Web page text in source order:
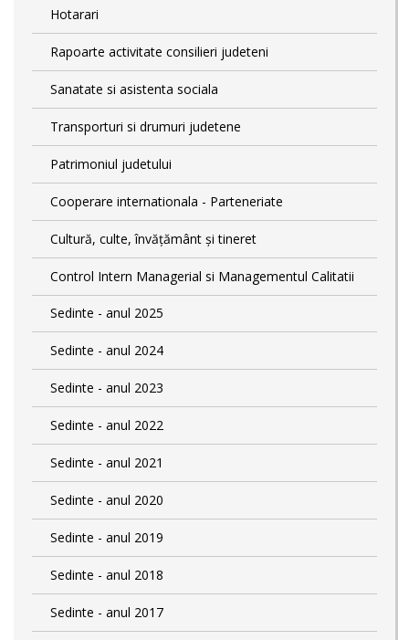
Hotarari
Rapoarte activitate consilieri judeteni
Sanatate si asistenta sociala
Transporturi si drumuri judetene
Patrimoniul judetului
Cooperare internationala - Parteneriate
Cultură, culte, învățământ și tineret
Control Intern Managerial si Managementul Calitatii
Sedinte - anul 2025
Sedinte - anul 2024
Sedinte - anul 2023
Sedinte - anul 2022
Sedinte - anul 2021
Sedinte - anul 2020
Sedinte - anul 2019
Sedinte - anul 2018
Sedinte - anul 2017